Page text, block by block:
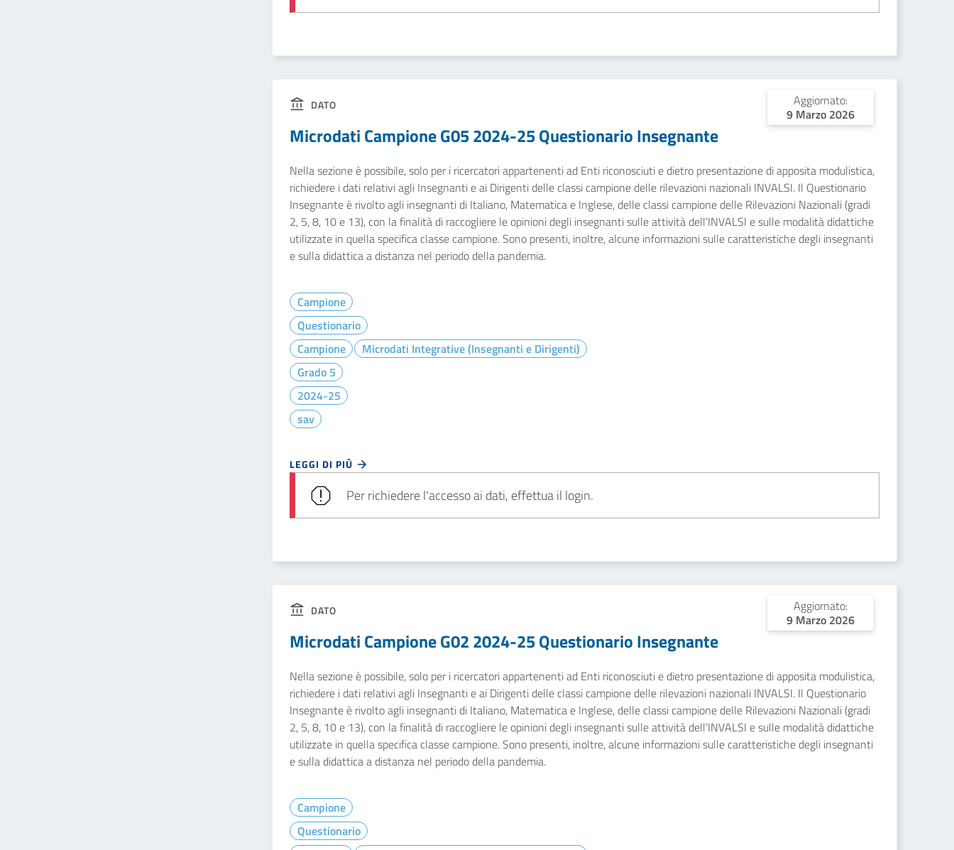
DATO
Aggiornato:
9 Marzo 2026
Microdati Campione G05 2024-25 Questionario Insegnante
Nella sezione è possibile, solo per i ricercatori appartenenti ad Enti riconosciuti e dietro presentazione di apposita modulistica,
richiedere i dati relativi agli Insegnanti e ai Dirigenti delle classi campione delle rilevazioni nazionali INVALSI. Il Questionario
Insegnante è rivolto agli insegnanti di Italiano, Matematica e Inglese, delle classi campione delle Rilevazioni Nazionali (gradi
2, 5, 8, 10 e 13), con la finalità di raccogliere le opinioni degli insegnanti sulle attività dell’INVALSI e sulle modalità didattiche
utilizzate in quella specifica classe campione. Sono presenti, inoltre, alcune informazioni sulle caratteristiche degli insegnanti
e sulla didattica a distanza nel periodo della pandemia.
Campione
Questionario
Campione
Microdati Integrative (Insegnanti e Dirigenti)
Grado 5
2024-25
sav
LEGGI DI PIÙ
Per richiedere l'accesso ai dati, effettua il login.
DATO
Aggiornato:
9 Marzo 2026
Microdati Campione G02 2024-25 Questionario Insegnante
Nella sezione è possibile, solo per i ricercatori appartenenti ad Enti riconosciuti e dietro presentazione di apposita modulistica,
richiedere i dati relativi agli Insegnanti e ai Dirigenti delle classi campione delle rilevazioni nazionali INVALSI. Il Questionario
Insegnante è rivolto agli insegnanti di Italiano, Matematica e Inglese, delle classi campione delle Rilevazioni Nazionali (gradi
2, 5, 8, 10 e 13), con la finalità di raccogliere le opinioni degli insegnanti sulle attività dell’INVALSI e sulle modalità didattiche
utilizzate in quella specifica classe campione. Sono presenti, inoltre, alcune informazioni sulle caratteristiche degli insegnanti
e sulla didattica a distanza nel periodo della pandemia.
Campione
Questionario